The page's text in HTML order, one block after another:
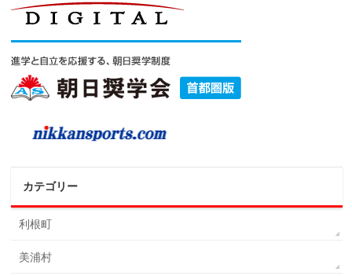
カテゴリー
利根町
美浦村